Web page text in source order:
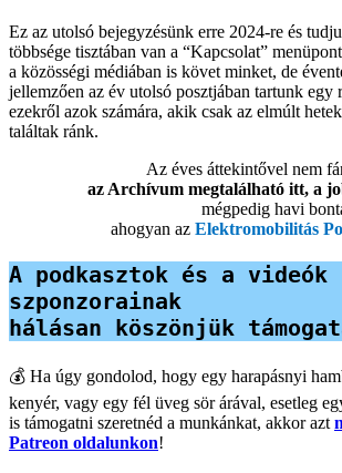
Ez az utolsó bejegyzésünk erre 2024-re és
többsége tisztában van a “Kapcsolat”
a közösségi médiában is követ minket, de
jellemzően az év utolsó posztjában tartunk egy
ezekről azok számára, akik csak az elmúlt
találtak ránk.
Az éves áttekintővel nem
az Archívum megtalálható itt, a
mégpedig havi
ahogyan az Elektromobilitás
A podkasztok és a videók
szponzorainak
hálásan köszönjük
💰 Ha úgy gondolod, hogy egy harapásnyi
kenyér, vagy egy fél üveg sör árával, esetleg
is támogatni szeretnéd a munkánkat, akkor azt
Patreon oldalunkon!